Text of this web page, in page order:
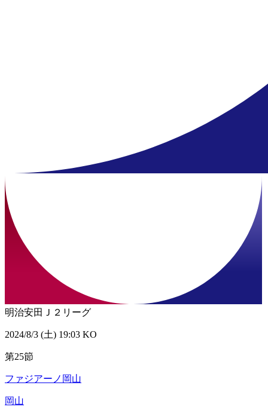
明治安田Ｊ２リーグ
2024/8/3 (土) 19:03 KO
第25節
ファジアーノ岡山
岡山